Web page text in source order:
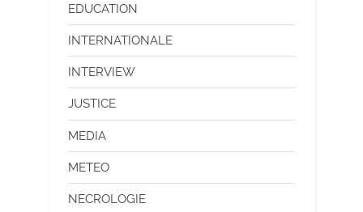
EDUCATION
INTERNATIONALE
INTERVIEW
JUSTICE
MEDIA
METEO
NECROLOGIE